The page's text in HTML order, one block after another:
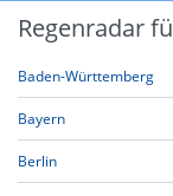
Regenradar
Baden-Württemberg
Bayern
Berlin